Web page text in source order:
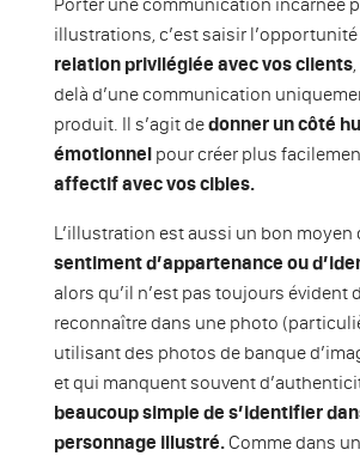
illustrations, c’est saisir
relation privilégiée avec vos clients
delà d’une communication
produit. Il s’agit dedonner un côté
émotionnelpour créer plus
affectif avec vos cibles.
L’illustration est aussi un bon moyen
sentiment d’appartenance ou
alors qu’il n’est pas toujours évident
reconnaître dans une photo
utilisant des photos de banque
et qui manquent souvent
beaucoup simple de s’identifier
personnage illustré.Comme dans